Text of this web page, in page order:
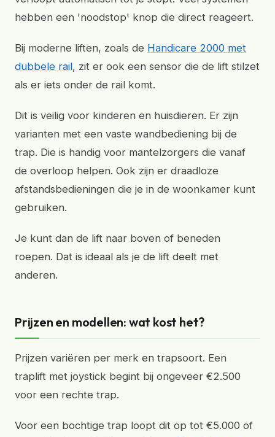
hebben een 'noodstop' knop die direct reageert.
Bij moderne liften, zoals de Handicare 2000 met
dubbele rail, zit er ook een sensor die de lift stilzet
als er iets onder de rail komt.
Dit is veilig voor kinderen en huisdieren. Er zijn
varianten met een vaste wandbediening bij de
trap. Die is handig voor mantelzorgers die vanaf
de overloop helpen. Ook zijn er draadloze
afstandsbedieningen die je in de woonkamer kunt
gebruiken.
Je kunt dan de lift naar boven of beneden
roepen. Dat is ideaal als je de lift deelt met
anderen.
Prijzen en modellen: wat kost het?
Prijzen variëren per merk en trapsoort. Een
traplift met joystick begint bij ongeveer €2.500
voor een rechte trap.
Voor een bochtige trap loopt dit op tot €5.000 of